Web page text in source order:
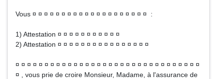
Vous ¤ ¤ ¤ ¤ ¤ ¤ ¤ ¤ ¤ ¤ ¤ ¤ ¤ ¤ ¤ ¤ ¤ ¤ ¤ ¤ :
1) Attestation ¤ ¤ ¤ ¤ ¤ ¤ ¤ ¤ ¤ ¤ ¤
2) Attestation ¤ ¤ ¤ ¤ ¤ ¤ ¤ ¤ ¤ ¤ ¤ ¤ ¤ ¤ ¤ ¤
¤ ¤ ¤ ¤ ¤ ¤ ¤ ¤ ¤ ¤ ¤ ¤ ¤ ¤ ¤ ¤ ¤ ¤ ¤ ¤ ¤ ¤ ¤ ¤ ¤ ¤ ¤ ¤ ¤ ¤ ¤ ¤
¤ , vous prie de croire Monsieur, Madame, à l'assurance de